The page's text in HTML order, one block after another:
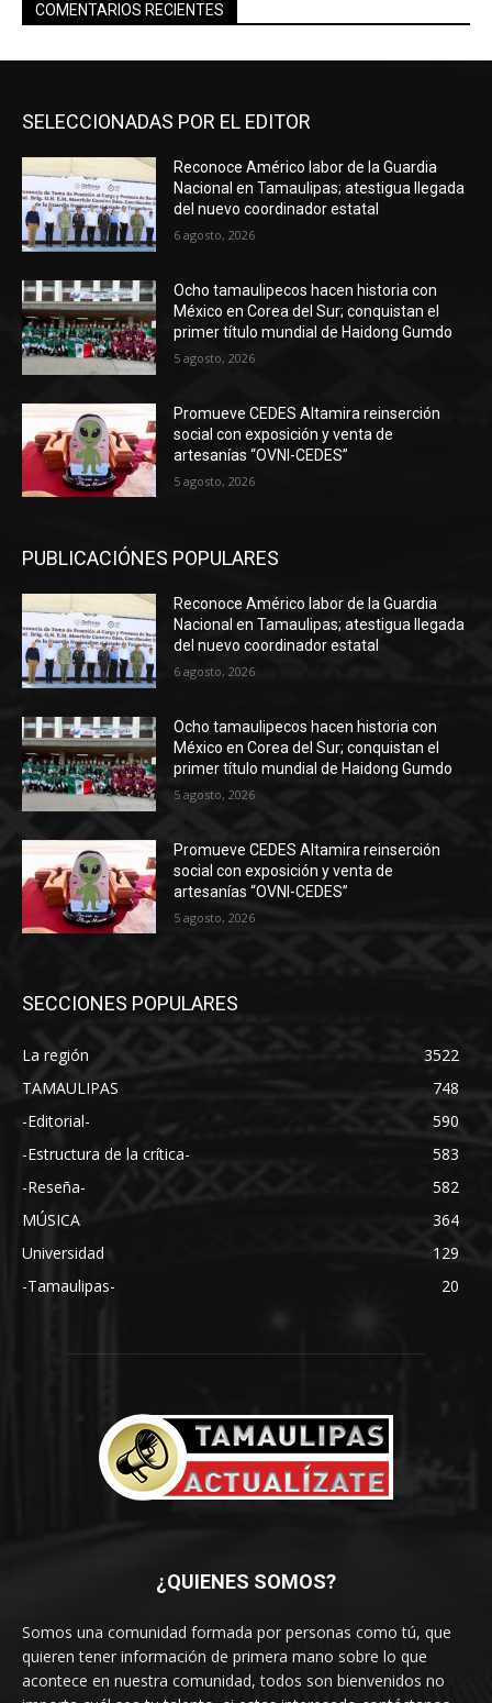
COMENTARIOS RECIENTES
SELECCIONADAS POR EL EDITOR
Reconoce Américo labor de la Guardia
Nacional en Tamaulipas; atestigua llegada
del nuevo coordinador estatal
6 agosto, 2026
Ocho tamaulipecos hacen historia con
México en Corea del Sur; conquistan el
primer título mundial de Haidong Gumdo
5 agosto, 2026
Promueve CEDES Altamira reinserción
social con exposición y venta de
artesanías “OVNI-CEDES”
5 agosto, 2026
PUBLICACIÓNES POPULARES
Reconoce Américo labor de la Guardia
Nacional en Tamaulipas; atestigua llegada
del nuevo coordinador estatal
6 agosto, 2026
Ocho tamaulipecos hacen historia con
México en Corea del Sur; conquistan el
primer título mundial de Haidong Gumdo
5 agosto, 2026
Promueve CEDES Altamira reinserción
social con exposición y venta de
artesanías “OVNI-CEDES”
5 agosto, 2026
SECCIONES POPULARES
La región
3522
TAMAULIPAS
748
-Editorial-
590
-Estructura de la crítica-
583
-Reseña-
582
MÚSICA
364
Universidad
129
-Tamaulipas-
20
¿QUIENES SOMOS?
Somos una comunidad formada por personas como tú, que
quieren tener información de primera mano sobre lo que
acontece en nuestra comunidad, todos son bienvenidos no